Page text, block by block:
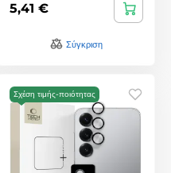
5,41 €
Σύγκριση
Σχέση τιμής-ποιότητας